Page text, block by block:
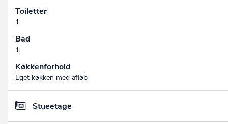
Toiletter
1
Bad
1
Køkkenforhold
Eget køkken med afløb
Stueetage